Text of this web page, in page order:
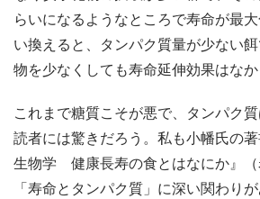
らいになるようなところで寿命が最
い換えると、タンパク質量が少ない
物を少なくしても寿命延伸効果はなか
これまで糖質こそが悪で、タンパク
読者には驚きだろう。私も小幡氏の
生物学 健康長寿の食とはなにか』（
「寿命とタンパク質」に深い関わり